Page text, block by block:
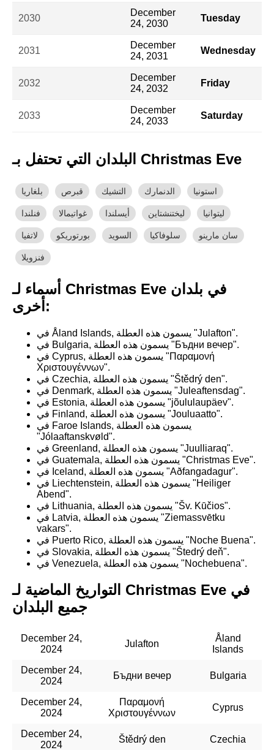
2030
December
24, 2030
Tuesday
2031
December
24, 2031
Wednesday
2032
December
24, 2032
Friday
2033
December
24, 2033
Saturday
البلدان التي تحتفل بـ Christmas Eve
بلغاريا قبرص التشيك الدنمارك استونيا
فنلندا غواتيمالا أيسلندا ليختنشتاين ليتوانيا
لاتفيا بورتوريكو السويد سلوفاكيا سان مارينو
فنزويلا
أسماء لـ Christmas Eve في بلدان
أخرى:
في Åland Islands, يسمون هذه العطلة "Julafton".
في Bulgaria, يسمون هذه العطلة "Бъдни вечер".
في Cyprus, يسمون هذه العطلة "Παραμονή
Χριστουγέννων".
في Czechia, يسمون هذه العطلة "Štědrý den".
في Denmark, يسمون هذه العطلة "Juleaftensdag".
في Estonia, يسمون هذه العطلة "jõululaupäev".
في Finland, يسمون هذه العطلة "Jouluaatto".
في Faroe Islands, يسمون هذه العطلة
"Jólaaftanskvøld".
في Greenland, يسمون هذه العطلة "Juulliaraq".
في Guatemala, يسمون هذه العطلة "Christmas Eve".
في Iceland, يسمون هذه العطلة "Aðfangadagur".
في Liechtenstein, يسمون هذه العطلة "Heiliger
Abend".
في Lithuania, يسمون هذه العطلة "Šv. Kūčios".
في Latvia, يسمون هذه العطلة "Ziemassvētku
vakars".
في Puerto Rico, يسمون هذه العطلة "Noche Buena".
في Slovakia, يسمون هذه العطلة "Štedrý deň".
في Venezuela, يسمون هذه العطلة "Nochebuena".
التواريخ الماضية لـ Christmas Eve في
جميع البلدان
December 24,
2024
Julafton
Åland
Islands
December 24,
2024
Бъдни вечер Bulgaria
December 24,
2024
Παραμονή
Χριστουγέννων
Cyprus
December 24,
2024
Štědrý den Czechia